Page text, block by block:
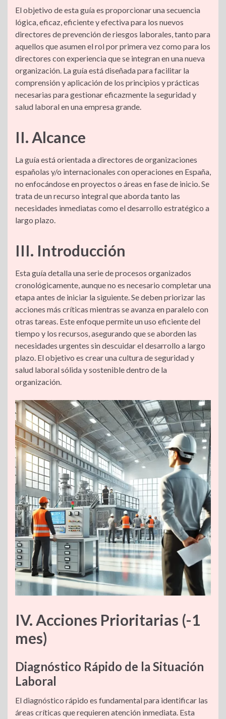
s e
n
a
d
s
i
l
y
L
i
n
k
p
a
r
t
i
El objetivo de esta guía es proporcionar una secuencia
lógica, eficaz, eficiente y efectiva para los nuevos
directores de prevención de riesgos laborales, tanto para
aquellos que asumen el rol por primera vez como para los
directores con experiencia que se integran en una nueva
organización. La guía está diseñada para facilitar la
comprensión y aplicación de los principios y prácticas
necesarias para gestionar eficazmente la seguridad y
salud laboral en una empresa grande.
II. Alcance
La guía está orientada a directores de organizaciones
españolas y/o internacionales con operaciones en España,
no enfocándose en proyectos o áreas en fase de inicio. Se
trata de un recurso integral que aborda tanto las
necesidades inmediatas como el desarrollo estratégico a
largo plazo.
III. Introducción
Esta guía detalla una serie de procesos organizados
cronológicamente, aunque no es necesario completar una
etapa antes de iniciar la siguiente. Se deben priorizar las
acciones más críticas mientras se avanza en paralelo con
otras tareas. Este enfoque permite un uso eficiente del
tiempo y los recursos, asegurando que se aborden las
necesidades urgentes sin descuidar el desarrollo a largo
plazo. El objetivo es crear una cultura de seguridad y
salud laboral sólida y sostenible dentro de la
organización.
IV. Acciones Prioritarias (-1
mes)
Diagnóstico Rápido de la Situación
Laboral
El diagnóstico rápido es fundamental para identificar las
áreas críticas que requieren atención inmediata. Esta